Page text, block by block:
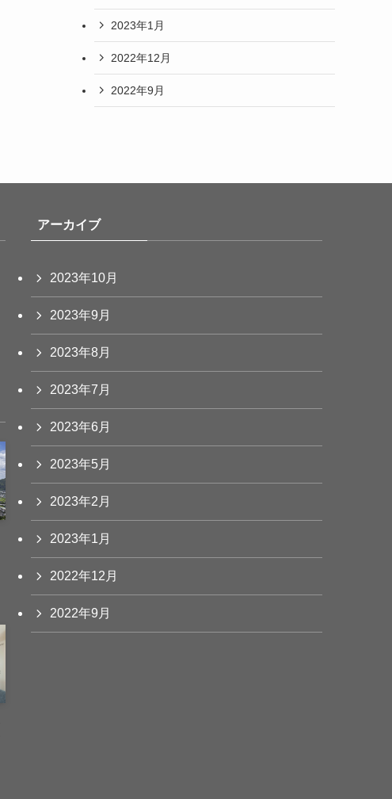
2023年1月
2022年12月
2022年9月
アーカイブ
2023年10月
2023年9月
2023年8月
2023年7月
2023年6月
2023年5月
2023年2月
2023年1月
2022年12月
2022年9月